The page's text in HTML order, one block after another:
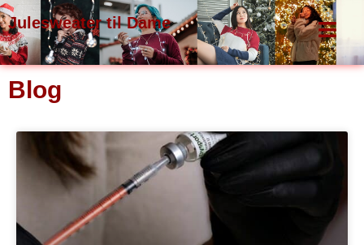
Gå
til
indholdet
Julesweater til Dame
Blog
SideSideSideSide